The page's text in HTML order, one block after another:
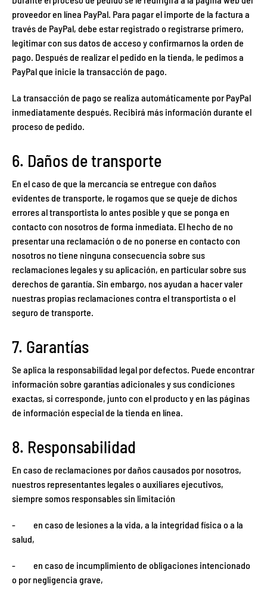
proveedor en línea PayPal. Para pagar el importe de la factura a
través de PayPal, debe estar registrado o registrarse primero,
legitimar con sus datos de acceso y confirmarnos la orden de
pago. Después de realizar el pedido en la tienda, le pedimos a
PayPal que inicie la transacción de pago.
La transacción de pago se realiza automáticamente por PayPal
inmediatamente después. Recibirá más información durante el
proceso de pedido.
6. Daños de transporte
En el caso de que la mercancía se entregue con daños
evidentes de transporte, le rogamos que se queje de dichos
errores al transportista lo antes posible y que se ponga en
contacto con nosotros de forma inmediata. El hecho de no
presentar una reclamación o de no ponerse en contacto con
nosotros no tiene ninguna consecuencia sobre sus
reclamaciones legales y su aplicación, en particular sobre sus
derechos de garantía. Sin embargo, nos ayudan a hacer valer
nuestras propias reclamaciones contra el transportista o el
seguro de transporte.
7. Garantías
Se aplica la responsabilidad legal por defectos. Puede encontrar
información sobre garantías adicionales y sus condiciones
exactas, si corresponde, junto con el producto y en las páginas
de información especial de la tienda en línea.
8. Responsabilidad
En caso de reclamaciones por daños causados por nosotros,
nuestros representantes legales o auxiliares ejecutivos,
siempre somos responsables sin limitación
- en caso de lesiones a la vida, a la integridad física o a la
salud,
- en caso de incumplimiento de obligaciones intencionado
o por negligencia grave,